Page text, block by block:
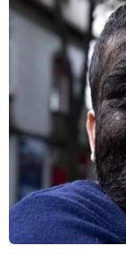
Conoce detalles
países.
Educación El